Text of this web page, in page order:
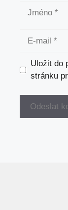
Jméno
Uložit do
stránku